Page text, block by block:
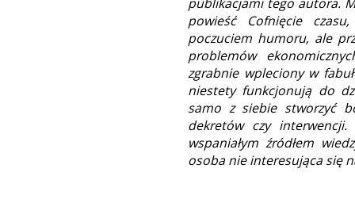
powieść Cofnięcie
poczuciem humoru, ale
problemów
zgrabnie wpleciony w
niestety funkcjonują do
samo z siebie stworzyć
dekretów czy
wspaniałym źródłem
osoba nie interesująca się